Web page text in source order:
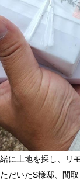
に土地を探し、リ
だいたS様邸、間